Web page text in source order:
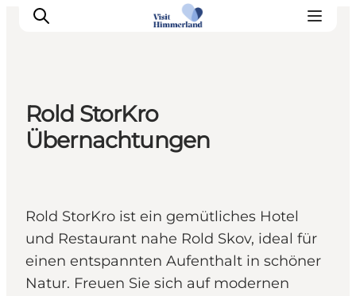
Erlebnisse
Reiseplanung
Praktische Informationen
Rold StorKro
Übernachtungen
Rold StorKro ist ein gemütliches Hotel
und Restaurant nahe Rold Skov, ideal für
einen entspannten Aufenthalt in schöner
Natur. Freuen Sie sich auf modernen